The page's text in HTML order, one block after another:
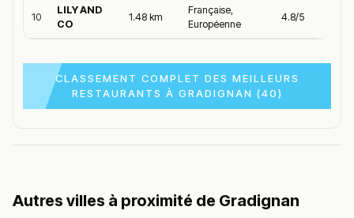
10
LILY AND
CO
1.48 km
Française,
Européenne
4.8/5
CLASSEMENT COMPLET DES MEILLEURS
RESTAURANTS À GRADIGNAN (40)
Autres villes à proximité de Gradignan